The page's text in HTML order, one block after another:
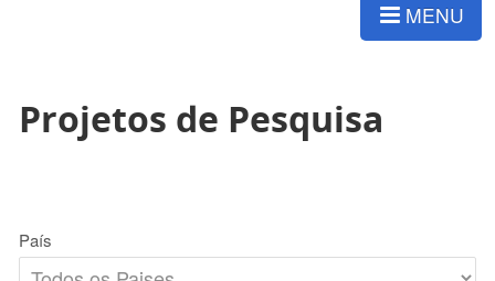
MENU
Projetos de Pesquisa
País